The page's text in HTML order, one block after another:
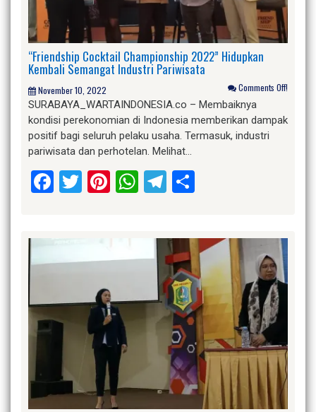
“Friendship Cocktail Championship 2022” Hidupkan
Kembali Semangat Industri Pariwisata
November 10, 2022 Comments Off!
SURABAYA_WARTAINDONESIA.co – Membaiknya
kondisi perekonomian di Indonesia memberikan dampak
positif bagi seluruh pelaku usaha. Termasuk, industri
pariwisata dan perhotelan. Melihat…
Facebook
Twitter
Pinterest
WhatsApp
Telegram